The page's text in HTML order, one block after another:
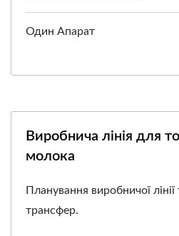
Один Апарат
Виробнича лінія для
молока
Планування виробничої
трансфер.